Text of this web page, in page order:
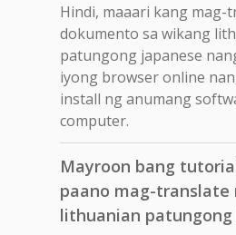
Hindi, maaari kang mag-
dokumento sa wikang
patungong japanese
iyong browser online
install ng anumang
computer.
Mayroon bang
paano mag-translate
lithuanian patungong